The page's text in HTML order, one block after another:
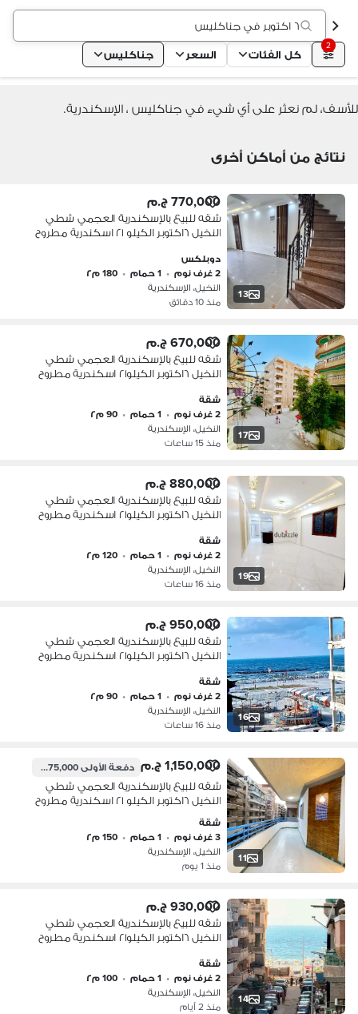
٦ اكتوبر في جناكليس
2
كل الفئات السعر جناكليس
للأسف، لم نعثر على أي شيء في جناكليس ، الإسكندرية.
نتائج من أماكن أخرى
13
770,000 ج.م
شقه للبيع بالإسكندرية العجمي شطي
النخيل ٦اكتوبر الكيلو ٢١ اسكندرية مطروح
دوبلكس
2 غرف نوم
• 1 حمام • 180 م٢
النخيل، الإسكندرية
منذ 10 دقائق
17
670,000 ج.م
شقه للبيع بالإسكندرية العجمي شطي
النخيل ٦اكتوبر الكيلو٢١ اسكندرية مطروح
شقة
2 غرف نوم
• 1 حمام • 90 م٢
النخيل، الإسكندرية
منذ 15 ساعات
19
880,000 ج.م
شقه للبيع بالإسكندرية العجمي شطي
النخيل ٦اكتوبر الكيلو٢١ اسكندرية مطروح
شقة
2 غرف نوم
• 1 حمام • 120 م٢
النخيل، الإسكندرية
منذ 16 ساعات
16
950,000 ج.م
شقه للبيع بالإسكندرية العجمي شطي
النخيل ٦اكتوبر الكيلو٢١ اسكندرية مطروح
شقة
2 غرف نوم
• 1 حمام • 90 م٢
النخيل، الإسكندرية
منذ 16 ساعات
11
1,150,000 ج.م دفعة الأولى575,000 ج.م
شقه للبيع بالإسكندرية العجمي شطي
النخيل ٦اكتوبر الكيلو ٢١ اسكندرية مطروح
شقة
3 غرف نوم
• 1 حمام • 150 م٢
النخيل، الإسكندرية
منذ 1 يوم
14
930,000 ج.م
شقه للبيع بالإسكندرية العجمي شطي
النخيل ٦اكتوبر الكيلو٢١ اسكندرية مطروح
شقة
2 غرف نوم
• 1 حمام • 100 م٢
النخيل، الإسكندرية
منذ 2 أيام